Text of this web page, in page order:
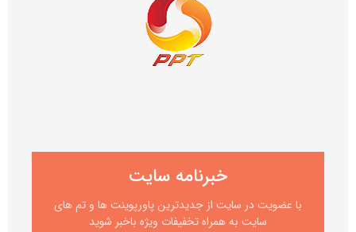
خبرنامه سایت
با عضویت در سایت از جدیدترین پاورپوینت ها و تم های
سایت به همراه تخفیفات ویژه باخبر شوید